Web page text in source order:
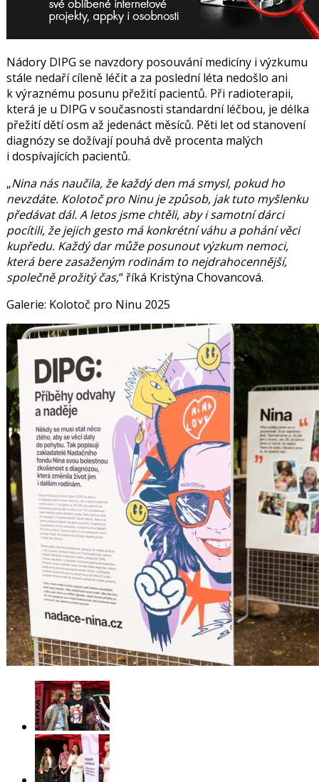
Nádory DIPG se navzdory posouvání medicíny i výzkumu
stále nedaří cíleně léčit a za poslední léta nedošlo ani
k výraznému posunu přežití pacientů. Při radioterapii,
která je u DIPG v současnosti standardní léčbou, je délka
přežití dětí osm až jedenáct měsíců. Pěti let od stanovení
diagnózy se dožívají pouhá dvě procenta malých
i dospívajících pacientů.
Nina nás naučila, že každý den má smysl, pokud ho
nevzdáte. Kolotoč pro Ninu je způsob, jak tuto myšlenku
předávat dál. A letos jsme chtěli, aby i samotní dárci
pocítili, že jejich gesto má konkrétní váhu a pohání věci
kupředu. Každý dar může posunout výzkum nemoci,
která bere zasaženým rodinám to nejdrahocennější,
společně prožitý čas, říká Kristýna Chovancová.
Galerie: Kolotoč pro Ninu 2025